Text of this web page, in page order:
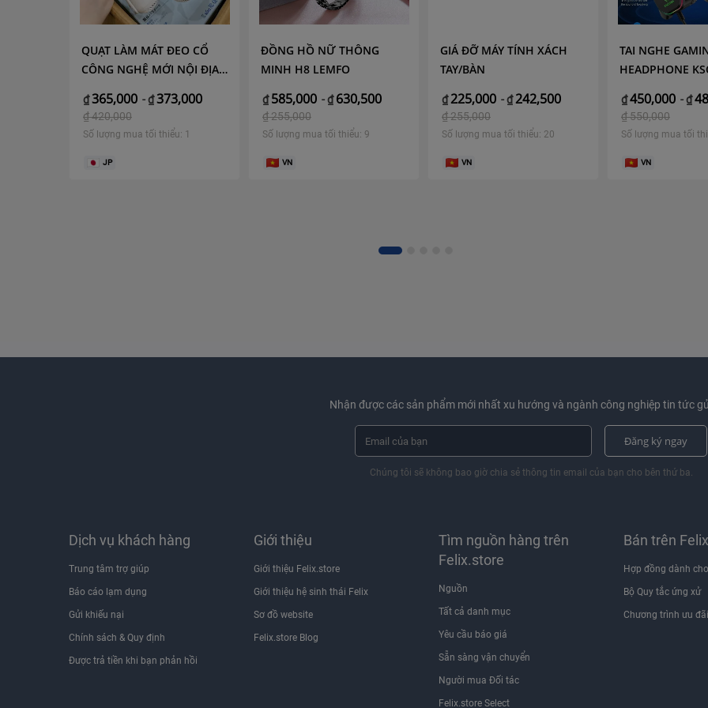
QUẠT LÀM MÁT ĐEO CỔ
CÔNG NGHỆ MỚI NỘI ĐỊA
₫365,000 -₫373,000
₫420,000
Số lượng mua tối thiểu: 1
JP
ĐỒNG HỒ NỮ THÔNG
MINH H8 LEMFO
₫ 585,000 -₫ 630,500
₫255,000
Số lượng mua tối thiểu: 9
VN
GIÁ ĐỠ MÁY TÍNH XÁCH
TAY/BÀN
₫225,000 -₫242,500
₫255,000
Số lượng mua tối thiểu: 20
VN
TAI NGHE
HEADPHONE
₫450,000 -₫
₫550,000
Số lượng mua tối
VN
Nhận được các sản phẩm mới nhất xu hướng và ngành công nghiệp tin tức
Đăng ký ngay
Chúng tôi sẽ không bao giờ chia sẻ thông tin email của bạn cho bên thứ ba.
Dịch vụ khách hàng
Trung tâm trợ giúp
Báo cáo lạm dụng
Gửi khiếu nại
Chính sách & Quy định
Được trả tiền khi bạn phản hồi
Giới thiệu
Giới thiệu Felix.store
Giới thiệu hệ sinh thái Felix
Sơ đồ website
Felix.store Blog
Tìm nguồn hàng trên
Felix.store
Nguồn
Tất cả danh mục
Yêu cầu báo giá
Sẵn sàng vận chuyển
Người mua Đối tác
Felix.store Select
Bán trên
Hợp đồng dành
Bộ Quy tắc ứng xử
Chương trình ưu đãi